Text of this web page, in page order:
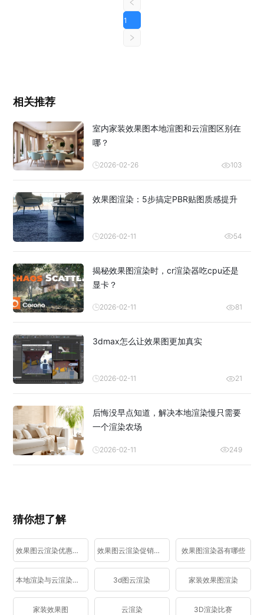
1
相关推荐
室内家装效果图本地渲图和云渲图区别在
哪？
2026-02-26 103
效果图渲染：5步搞定PBR贴图质感提升
2026-02-11 54
揭秘效果图渲染时，cr渲染器吃cpu还是
显卡？
2026-02-11 81
3dmax怎么让效果图更加真实
2026-02-11 21
后悔没早点知道，解决本地渲染慢只需要
一个渲染农场
2026-02-11 249
猜你想了解
效果图云渲染优惠活动 效果图云渲染促销活动 效果图渲染器有哪些
本地渲染与云渲染区别 3d图云渲染 家装效果图渲染
家装效果图 云渲染 3D渲染比赛